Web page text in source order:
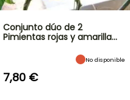
Conjunto dúo de 2
Pimientas rojas y amarilla…
No disponible
7,80 €